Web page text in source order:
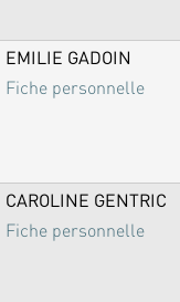
EMILIE GADOIN
Fiche personnelle
CAROLINE GENTRIC
Fiche personnelle